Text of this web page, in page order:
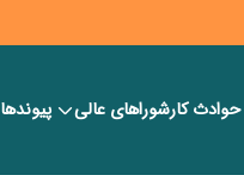
حوادث کارشورا‎های عالی پیوندها